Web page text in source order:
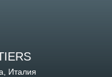
Италия